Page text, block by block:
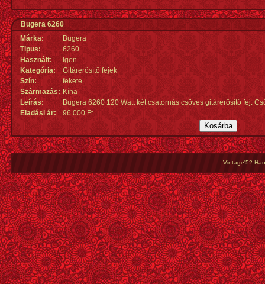
Bugera 6260
Márka:
Bugera
Tipus:
6260
Használt:
Igen
Kategória:
Gitárerősítő fejek
Szín:
fekete
Származás: Kína
Leírás:
Bugera 6260 120 Watt két csatornás csöves gitárerősítő fej.
Eladási ár:
96 000 Ft
Vintage'52